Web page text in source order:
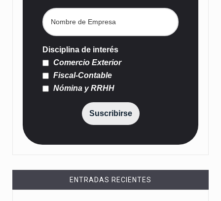
Disciplina de interés
Comercio Exterior
Fiscal-Contable
Nómina y RRHH
Suscribirse
ENTRADAS RECIENTES